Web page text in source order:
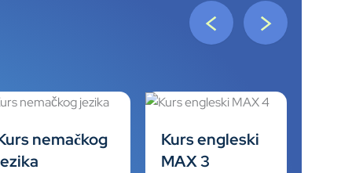
< >
nemačkog
Kurs engleski
MAX 3